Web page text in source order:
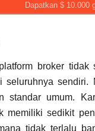
Dapatkan $ 10.000
broker
seluruhnya
standar umum.
memiliki sedikit
tidak terlalu